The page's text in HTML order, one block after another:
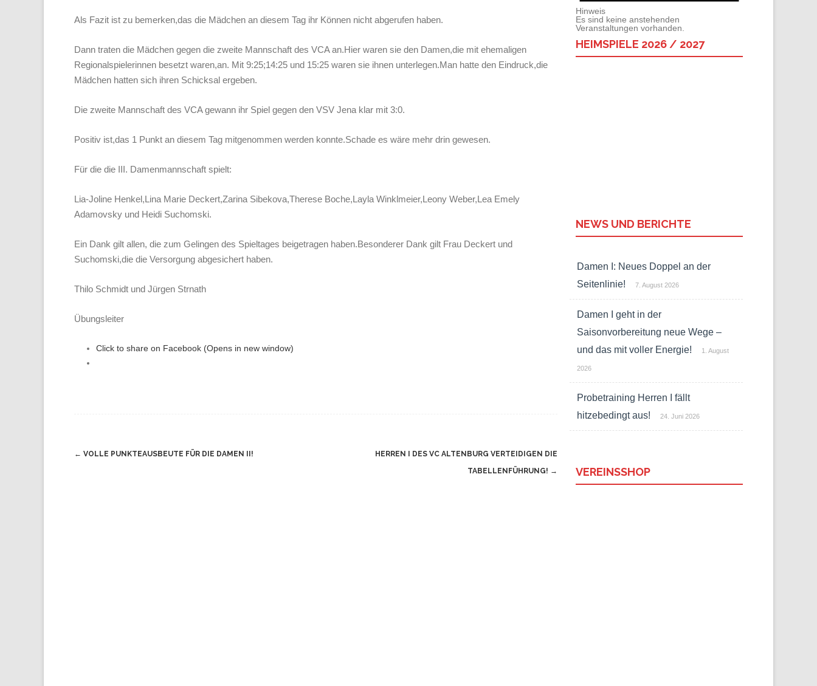
Als Fazit ist zu bemerken,das die Mädchen an diesem Tag ihr Können nicht abgerufen haben.
Dann traten die Mädchen gegen die zweite Mannschaft des VCA an.Hier waren sie den Damen,die mit ehemaligen
Regionalspielerinnen besetzt waren,an. Mit 9:25;14:25 und 15:25 waren sie ihnen unterlegen.Man hatte den Eindruck,die
Mädchen hatten sich ihren Schicksal ergeben.
Die zweite Mannschaft des VCA gewann ihr Spiel gegen den VSV Jena klar mit 3:0.
Positiv ist,das 1 Punkt an diesem Tag mitgenommen werden konnte.Schade es wäre mehr drin gewesen.
Für die die III. Damenmannschaft spielt:
Lia-Joline Henkel,Lina Marie Deckert,Zarina Sibekova,Therese Boche,Layla Winklmeier,Leony Weber,Lea Emely
Adamovsky und Heidi Suchomski.
Ein Dank gilt allen, die zum Gelingen des Spieltages beigetragen haben.Besonderer Dank gilt Frau Deckert und
Suchomski,die die Versorgung abgesichert haben.
Thilo Schmidt und Jürgen Strnath
Übungsleiter
Click to share on Facebook (Opens in new window)
Navigation
← VOLLE PUNKTEAUSBEUTE FÜR DIE DAMEN II!
HERREN I DES VC ALTENBURG VERTEIDIGEN DIE
TABELLENFÜHRUNG! →
Hinweis
Es sind keine anstehenden
Veranstaltungen vorhanden.
HEIMSPIELE 2026 / 2027
NEWS UND BERICHTE
Damen I: Neues Doppel an der
Seitenlinie!
7. August 2026
Damen I geht in der
Saisonvorbereitung neue Wege –
und das mit voller Energie!
1. August
2026
Probetraining Herren I fällt
hitzebedingt aus!
24. Juni 2026
VEREINSSHOP